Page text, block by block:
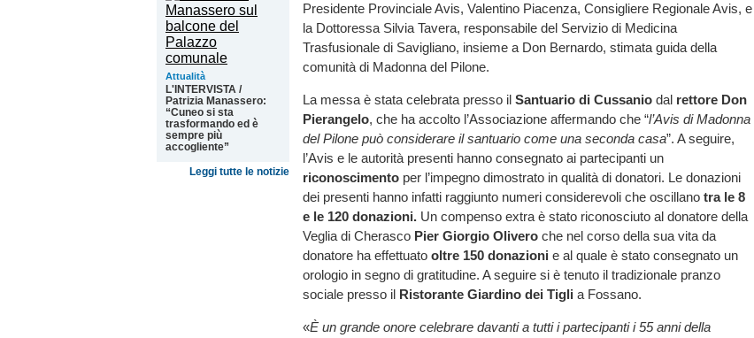
Attualità
L'INTERVISTA /
Patrizia Manassero:
“Cuneo si sta
trasformando ed è
sempre più
accogliente”
Leggi tutte le notizie
Presidente Provinciale Avis, Valentino Piacenza, Consigliere Regionale Avis, e
la Dottoressa Silvia Tavera, responsabile del Servizio di Medicina
Trasfusionale di Savigliano, insieme a Don Bernardo, stimata guida della
comunità di Madonna del Pilone.
La messa è stata celebrata presso il Santuario di Cussanio dal rettore Don
Pierangelo, che ha accolto l’Associazione affermando che “l’Avis di Madonna
del Pilone può considerare il santuario come una seconda casa”. A seguire,
l’Avis e le autorità presenti hanno consegnato ai partecipanti un
riconoscimento per l’impegno dimostrato in qualità di donatori. Le donazioni
dei presenti hanno infatti raggiunto numeri considerevoli che oscillano tra le 8
e le 120 donazioni. Un compenso extra è stato riconosciuto al donatore della
Veglia di Cherasco Pier Giorgio Olivero che nel corso della sua vita da
donatore ha effettuato oltre 150 donazioni e al quale è stato consegnato un
orologio in segno di gratitudine. A seguire si è tenuto il tradizionale pranzo
sociale presso il Ristorante Giardino dei Tigli a Fossano.
«È un grande onore celebrare davanti a tutti i partecipanti i 55 anni della